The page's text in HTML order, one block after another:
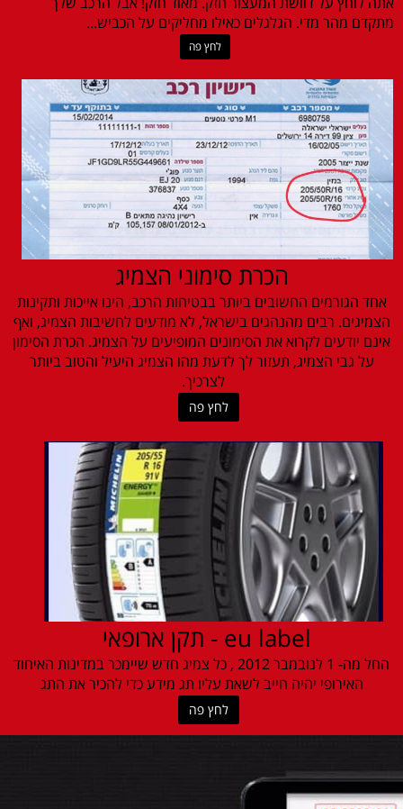
מתקדם מהר מדי. הגלגלים כאילו מחליקים על הכביש...
לחץ פה
הכרת סימוני הצמיג
אחד הגורמים החשובים ביותר בבטיחות הרכב, הינו אייכות ותקינות
הצמיגים. רבים מהנהגים בישראל, לא מודעים לחשיבות הצמיג, ואף
אינם יודעים לקרוא את הסימונים המופיעים על הצמיג. הכרת הסימון
על גבי הצמיג, תעזור לך לדעת מהו הצמיג היעיל והטוב ביותר
לצרכיך.
לחץ פה
eu label - תקן ארופאי
החל מה- 1 לנובמבר 2012 , כל צמיג חדש שיימכר במדינות האיחוד
האירופי יהיה חייב לשאת עליו תג מידע כדי להכיר את התג
לחץ פה